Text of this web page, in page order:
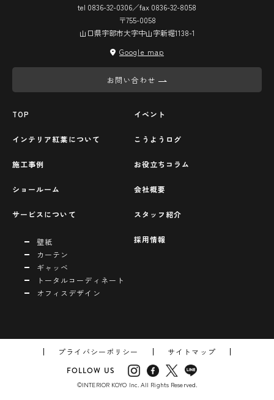
tel 0836-32-0306／fax 0836-32-8058
〒755-0058
山口県宇部市大字中山字新堀1138-1
Google map
お問い合わせ
TOP
インテリア紅葉について
施工事例
ショールーム
サービスについて
壁紙
カーテン
ギャッベ
トータルコーディネート
オフィスデザイン
イベント
こうようログ
お役立ちコラム
会社概要
スタッフ紹介
採用情報
プライバシーポリシー サイトマップ
FOLLOW US
©INTERIOR KOYO Inc. All Rights Reserved.